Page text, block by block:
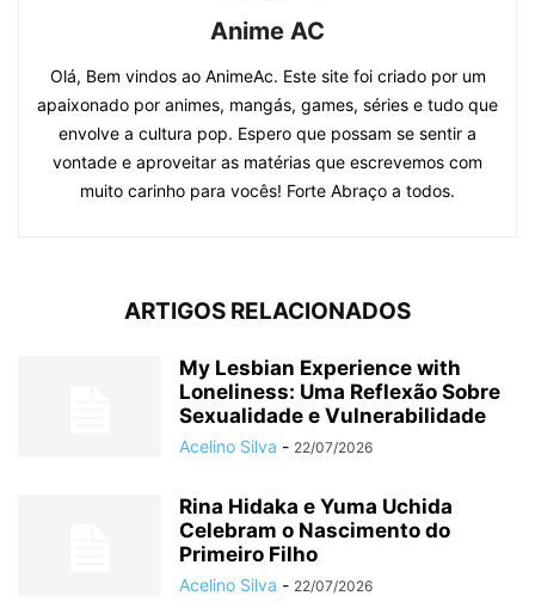
Anime AC
Olá, Bem vindos ao AnimeAc. Este site foi criado por um
apaixonado por animes, mangás, games, séries e tudo que
envolve a cultura pop. Espero que possam se sentir a
vontade e aproveitar as matérias que escrevemos com
muito carinho para vocês! Forte Abraço a todos.
ARTIGOS RELACIONADOS
My Lesbian Experience with
Loneliness: Uma Reflexão Sobre
Sexualidade e Vulnerabilidade
Acelino Silva - 22/07/2026
Rina Hidaka e Yuma Uchida
Celebram o Nascimento do
Primeiro Filho
Acelino Silva - 22/07/2026